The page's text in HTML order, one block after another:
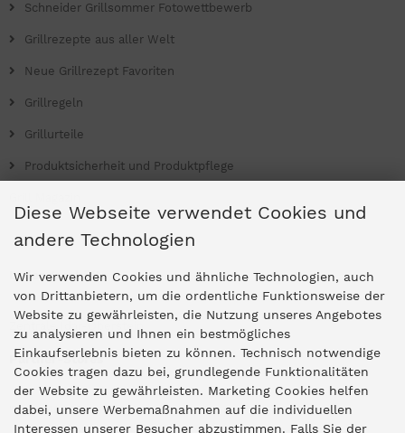
Schneider Grillsommer Fotowettbewerb
Grillrezepte aus aller Welt
Neue Grillrezept Favoriten
Grillregeln
Grillurteile
Produktsicherheit und Produktpflege
Ladengeschäfte
Zentrale Idar-Oberstein
Partner-Stores
"Deko 409" Bernkastel-Kues
Diese Webseite verwendet Cookies und
andere Technologien
Wir verwenden Cookies und ähnliche Technologien, auch
von Drittanbietern, um die ordentliche Funktionsweise der
Website zu gewährleisten, die Nutzung unseres Angebotes
zu analysieren und Ihnen ein bestmögliches
Einkaufserlebnis bieten zu können. Technisch notwendige
Cookies tragen dazu bei, grundlegende Funktionalitäten
der Website zu gewährleisten. Marketing Cookies helfen
dabei, unsere Werbemaßnahmen auf die individuellen
Interessen unserer Besucher abzustimmen. Falls Sie der